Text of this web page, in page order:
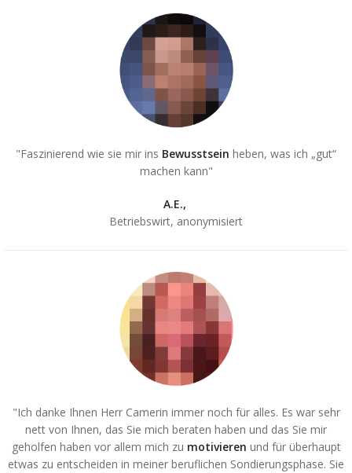
"Faszinierend wie sie mir ins Bewusstsein heben, was ich „gut“
machen kann"
A.E.,
Betriebswirt, anonymisiert
"Ich danke Ihnen Herr Camerin immer noch für alles. Es war sehr
nett von Ihnen, das Sie mich beraten haben und das Sie mir
geholfen haben vor allem mich zu motivieren und für überhaupt
etwas zu entscheiden in meiner beruflichen Sondierungsphase. Sie